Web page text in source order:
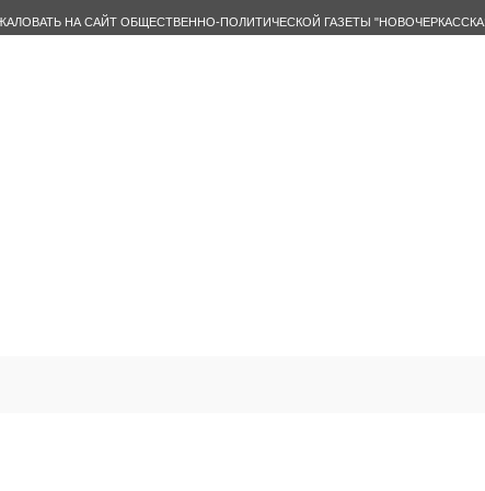
НА САЙТ ОБЩЕСТВЕННО-ПОЛИТИЧЕСКОЙ ГАЗЕТЫ